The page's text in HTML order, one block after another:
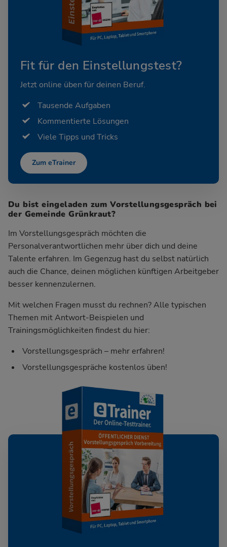
Fit für den Einstellungstest?
Jetzt online üben für deinen Beruf.
Tausende Aufgaben
Kommentierte Lösungen
Viele Tipps und Tricks
Zum eTrainer
Du bist eingeladen zum Vorstellungsgespräch bei
der Gemeinde Grünkraut?
Im Vorstellungsgespräch möchten die
Personalverantwortlichen mehr über dich und deine
Talente erfahren. Im Gegenzug hast du selbst natürlich
auch die Chance, deinen möglichen künftigen Arbeitgeber
besser kennenzulernen.
Mit welchen Fragen musst du rechnen? Alle typischen
Themen mit Antwort-Beispielen und
Trainingsmöglichkeiten findest du hier:
Vorstellungsgespräch – mehr erfahren!
Vorstellungsgespräche kostenlos üben!